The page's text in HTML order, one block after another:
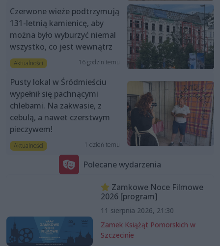
Czerwone wieże podtrzymują
131-letnią kamienicę, aby
można było wyburzyć niemal
wszystko, co jest wewnątrz
Aktualności 16 godzin temu
Pusty lokal w Śródmieściu
wypełnił się pachnącymi
chlebami. Na zakwasie, z
cebulą, a nawet czerstwym
pieczywem!
Aktualności 1 dzień temu
Polecane wydarzenia
Zamkowe Noce Filmowe
2026 [program]
11 sierpnia 2026, 21:30
Zamek Książąt Pomorskich w
Szczecinie